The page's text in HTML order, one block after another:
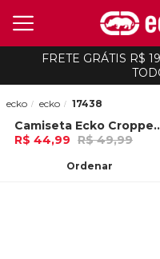
FRETE GRÁTIS R$
Ordenar
ecko ecko 17438
-
Camiseta
R$ 44,99 R$ 49,99